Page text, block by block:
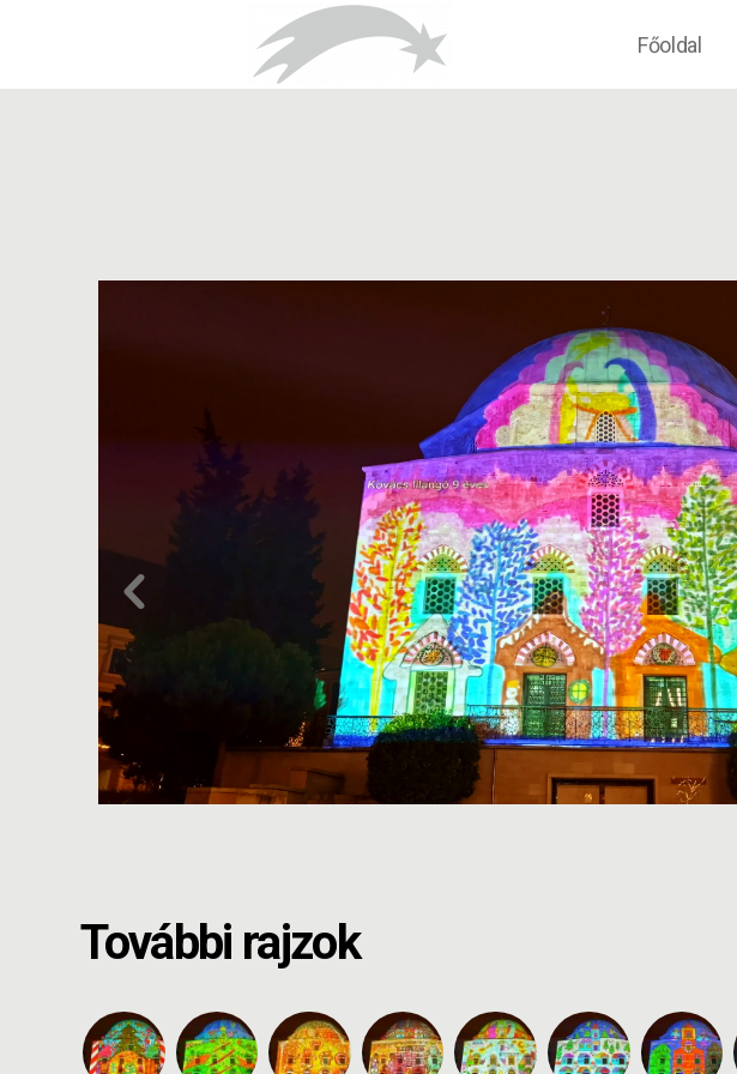
Főoldal
További rajzok